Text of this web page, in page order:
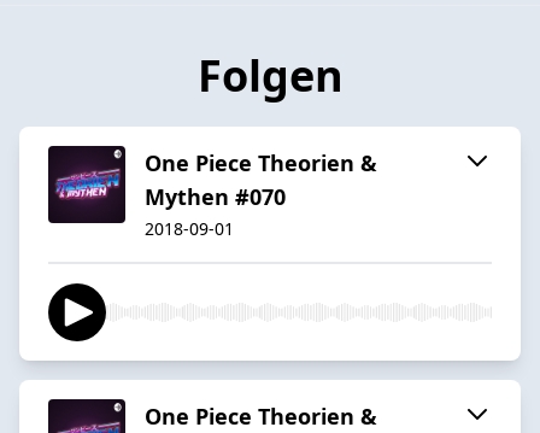
Folgen
One Piece Theorien &
Mythen #070
2018-09-01
One Piece Theorien &